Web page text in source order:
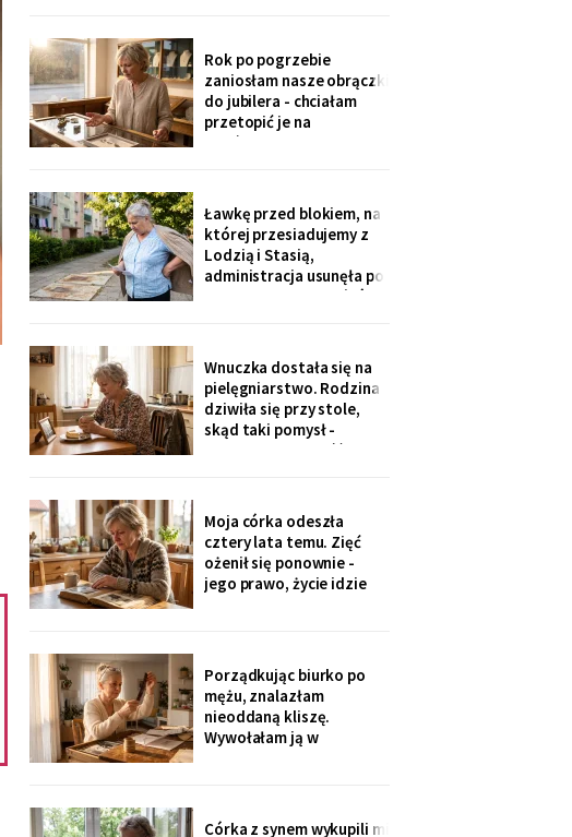
mikrofonu: „to stary
przepis z mojej rodziny".
Klaskałam razem ze
wszystkimi.
Rok po pogrzebie
zaniosłam nasze obrączki
do jubilera - chciałam
przetopić je na
pierścionek dla wnuczki.
cicho: „Pani jest złota.
Męża - pozłacana, dobra
imitacja, robota sprzed
lat".
Ławkę przed blokiem, na
której przesiadujemy z
Lodzią i Stasią,
administracja usunęła po
„skargach mieszkańców"
jedenaście podpisów.
Rozpoznałam charakter
pisma córki - ma tu
kawalerkę pod wynajem.
„Mamo, bez przesady
Wnuczka dostała się na
pielęgniarstwo. Rodzina
dziwiła się przy stole,
skąd taki pomysł -
przecież mogła „iść na
podnosząc głowy znad
talerza: „bo widziałam,
jak babcia trzy lata
zajmowała się dziadkiem.
Też chcę tak
Moja córka odeszła
cztery lata temu. Zięć
ożenił się ponownie -
jego prawo, życie idzie
ścian, „bo ciocia nie lubi
na nie patrzeć". Dałam jej
mały album - schowała go
do tornistra jak
Porządkując biurko po
mężu, znalazłam
nieoddaną kliszę.
Wywołałam ją w
roześmiana kobieta przy
Córka z synem wykupili mi